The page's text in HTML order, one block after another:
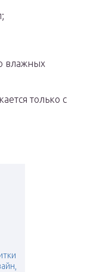
влажных
только с